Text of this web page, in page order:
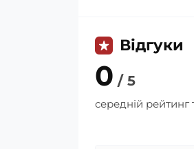
Відгуки
0 / 5
середній рейтинг